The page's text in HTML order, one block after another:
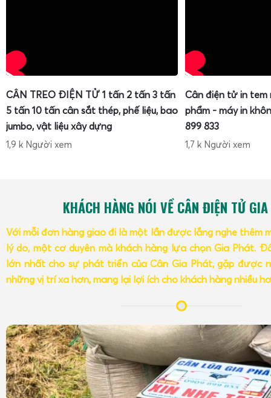
CÂN TREO ĐIỆN TỬ 1 tấn 2 tấn 3 tấn
5 tấn 10 tấn cân sắt thép, phế liệu, bao
jumbo, vật liệu xây dựng
1,9 k Người xem
Cân điện tử in tem
phẩm - máy in
899 833
1,7 k Người xem
KHÁCH HÀNG NÓI VỀ CÂN ĐIỆN TỬ
Với mỗi đơn hàng giao đi là một lần được lắng nghe thêm
lý do, một cơ duyên mà khách hàng lựa chọn Gia Phát.
lớn nhất cho sự phát triển của Cân Gia Phát, gặp được
những vị trí xa hơn, mang lại lợi ích cho khách hàng nhiều